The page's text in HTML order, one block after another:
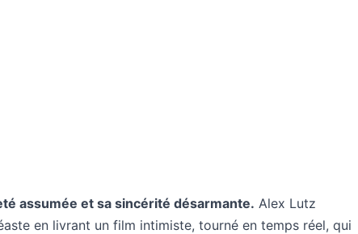
assumée et sa sincérité désarmante. Alex Lutz
en livrant un film intimiste, tourné en temps réel, qui